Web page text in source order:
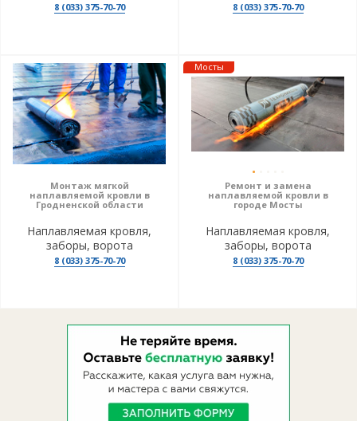
8 (033) 375-70-70 8 (033) 375-70-70
Монтаж мягкой
наплавляемой кровли в
Гродненской области
Наплавляемая кровля,
заборы, ворота
8 (033) 375-70-70
Мосты
Ремонт и замена
наплавляемой кровли в
городе Мосты
Наплавляемая кровля,
заборы, ворота
8 (033) 375-70-70